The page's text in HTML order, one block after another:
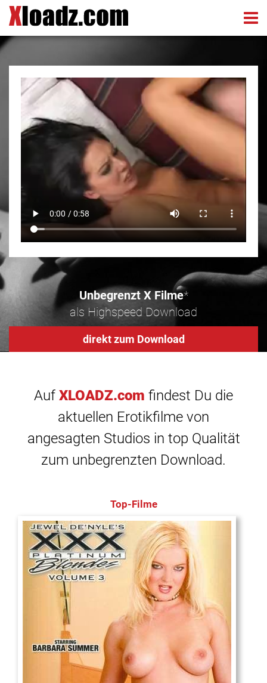
Unbegrenzt X Filme*
als Highspeed Download
direkt zum Download
Auf XLOADZ.com findest Du die
aktuellen Erotikfilme von
angesagten Studios in top Qualität
zum unbegrenzten Download.
Top-Filme